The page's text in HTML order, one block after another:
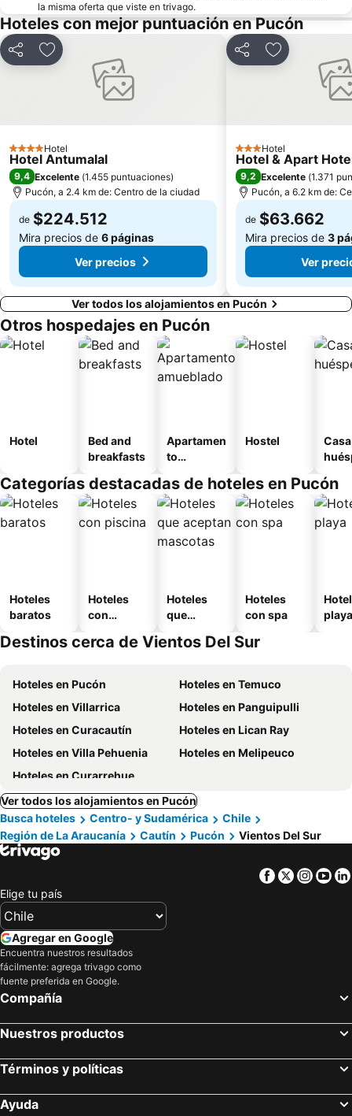
la misma oferta que viste en trivago.
Hoteles con mejor puntuación en Pucón
CompartirAgregar a favoritos
4 Estrellas
Hotel
Hotel Antumalal
9,4 Excelente (1.455 puntuaciones)
Pucón, a 2.4 km de: Centro de la ciudad
de $224.512
Mira precios de 6 páginas
Ver precios
CompartirAgregar a
3 Estrellas
Hotel
Hotel & Apart
9,2 Excelente (1.371
Pucón, a 6.2 km de:
de $63.662
Mira precios de 3
Ver
Ver todos los alojamientos en Pucón
Otros hospedajes en Pucón
Hotel
Bed and
breakfasts
Apartamen
to
o
Hostel
Categorías destacadas de hoteles en Pucón
Hoteles
baratos
Hoteles
con
Hoteles
que
mascotas
Hoteles
con spa
playa
Destinos cerca de Vientos Del Sur
Hoteles en Pucón
Hoteles en Temuco
Hoteles en Villarrica
Hoteles en Panguipulli
Hoteles en Curacautín
Hoteles en Lican Ray
Hoteles en Villa Pehuenia
Hoteles en Melipeuco
Hoteles en Curarrehue
Ver todos los alojamientos en Pucón
Busca hoteles
Centro- y Sudamérica
Chile
Región de La Araucanía
Cautín Pucón Vientos Del Sur
Facebook
Twitter
Elige tu país
Agregar en Google
Encuentra nuestros resultados
fácilmente: agrega trivago como
fuente preferida en Google.
Compañía
Nuestros productos
Términos y políticas
Ayuda